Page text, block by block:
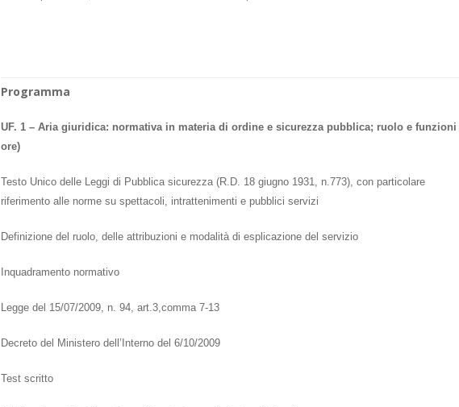
Programma
UF. 1 – Aria giuridica: normativa in materia di ordine e sicurezza pubblica; ruolo e funzioni
ore)
Testo Unico delle Leggi di Pubblica sicurezza (R.D. 18 giugno 1931, n.773), con particolare
riferimento alle norme su spettacoli, intrattenimenti e pubblici servizi
Definizione del ruolo, delle attribuzioni e modalità di esplicazione del servizio
Inquadramento normativo
Legge del 15/07/2009, n. 94, art.3,comma 7-13
Decreto del Ministero dell’Interno del 6/10/2009
Test scritto